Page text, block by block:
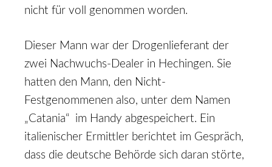
nicht für voll genommen worden.
Dieser Mann war der Drogenlieferant der
zwei Nachwuchs-Dealer in Hechingen. Sie
hatten den Mann, den Nicht-
Festgenommenen also, unter dem Namen
„Catania“ im Handy abgespeichert. Ein
italienischer Ermittler berichtet im Gespräch,
dass die deutsche Behörde sich daran störte,